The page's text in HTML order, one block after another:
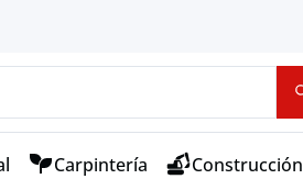
Carpintería Construcción